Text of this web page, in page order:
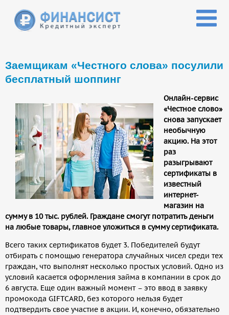
Заемщикам «Честного слова» посулили
бесплатный шоппинг
Онлайн-сервис
«Честное слово»
снова запускает
необычную
акцию. На этот
раз
разыгрывают
сертификаты в
известный
интернет-
магазин на
сумму в 10 тыс. рублей. Граждане смогут потратить деньги
на любые товары, главное уложиться в сумму сертификата.
Всего таких сертификатов будет 3. Победителей будут
отбирать с помощью генератора случайных чисел среди тех
граждан, что выполнят несколько простых условий. Одно из
условий касается оформления займа в компании в срок до
6 августа. Еще один важный момент – это ввод в заявку
промокода GIFTCARD, без которого нельзя будет
подтвердить свое участие в акции. И, конечно, обязательно